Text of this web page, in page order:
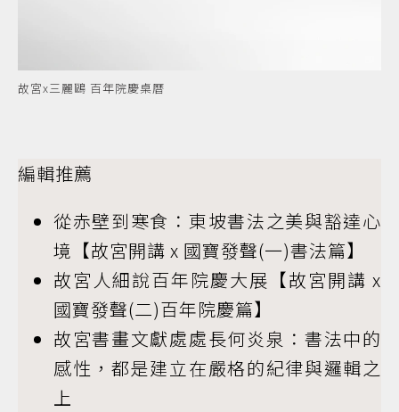
故宮x三麗鷗 百年院慶桌曆
編輯推薦
從赤壁到寒食：東坡書法之美與豁達心
境【故宮開講 x 國寶發聲(一)書法篇】
故宮人細說百年院慶大展【故宮開講 x
國寶發聲(二)百年院慶篇】
故宮書畫文獻處處長何炎泉：書法中的
感性，都是建立在嚴格的紀律與邏輯之
上